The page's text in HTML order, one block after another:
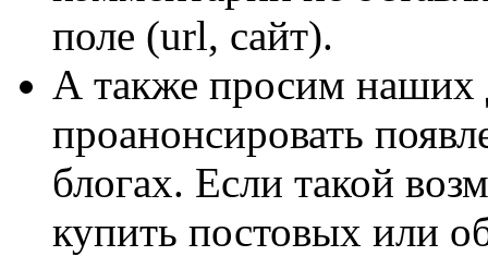
поле (url, сайт).
А также просим наших
проанонсировать
блогах. Если такой
купить постовых или